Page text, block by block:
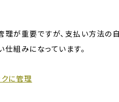
理が重要ですが、支払い方法の
組みになっています。
に管理